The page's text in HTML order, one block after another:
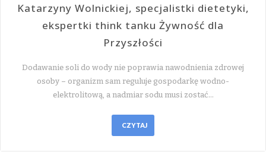
Katarzyny Wolnickiej, specjalistki dietetyki,
ekspertki think tanku Żywność dla
Przyszłości
Dodawanie soli do wody nie poprawia nawodnienia zdrowej
osoby – organizm sam reguluje gospodarkę wodno-
elektrolitową, a nadmiar sodu musi zostać…
CZYTAJ